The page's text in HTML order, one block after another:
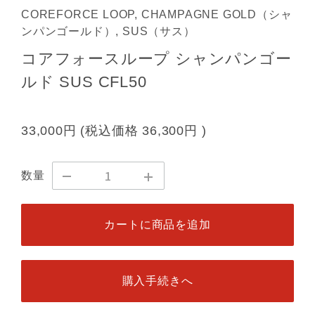
COREFORCE LOOP, CHAMPAGNE GOLD（シャ
ンパンゴールド）, SUS（サス）
コアフォースループ シャンパンゴー
ルド SUS CFL50
33,000円 (税込価格 36,300円 )
数量
カートに商品を追加
購入手続きへ